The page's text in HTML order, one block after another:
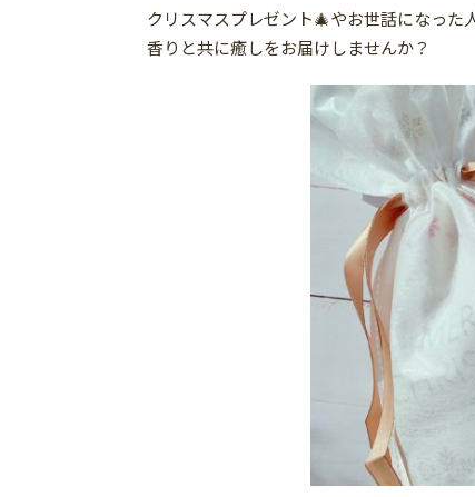
クリスマスプレゼント🎄やお世話になった
香りと共に癒しをお届けしませんか？